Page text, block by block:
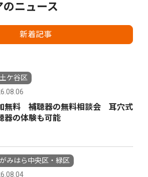
ニュース
新着記事
ケ谷区
無料 補聴器の無料相談会 耳穴式
器の体験も可能
みはら中央区・緑区